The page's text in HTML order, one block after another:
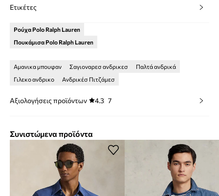
Ετικέτες
Ρούχα Polo Ralph Lauren
Πουκάμισα Polo Ralph Lauren
Αμανικα μπουφαν Σαγιοναρεσ ανδρικεσ
Παλτά ανδρικά
Γιλεκο ανδρικο
Ανδρικέσ Πιτζάμεσ
Αξιολογήσεις προϊόντων 4.3 7
Συνιστώμενα προϊόντα